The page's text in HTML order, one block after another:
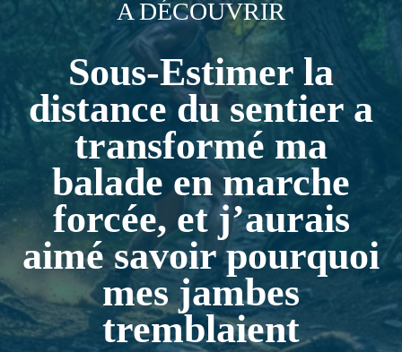
A DÉCOUVRIR
Sous-Estimer la
distance du sentier a
transformé ma
balade en marche
forcée, et j’aurais
aimé savoir pourquoi
mes jambes
tremblaient